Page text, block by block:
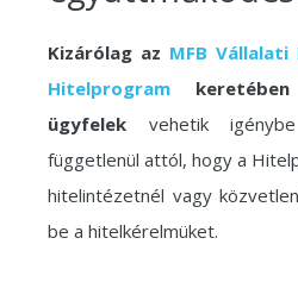
Kizárólag az MFB Vállalati
Hitelprogram
ügyfelek vehetik
függetlenül attól, hogy a
hitelintézetnél vagy
be a hitelkérelmüket.